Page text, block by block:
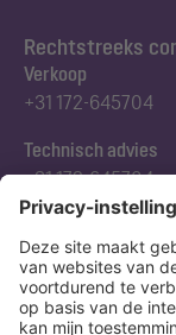
Rechtstreeks
Verkoop
+31 172-645704
Technisch advies
+31 172-645704